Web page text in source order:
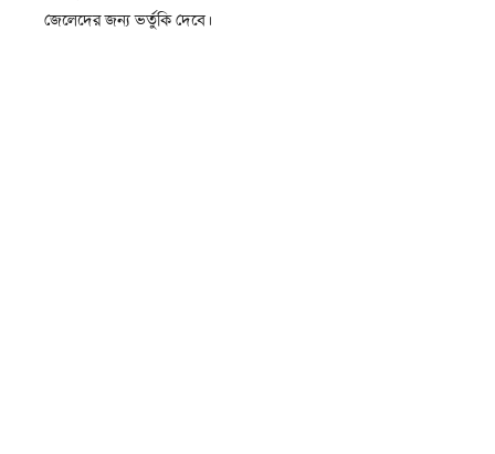
জেলেদের জন্য ভর্তুকি দেবে।